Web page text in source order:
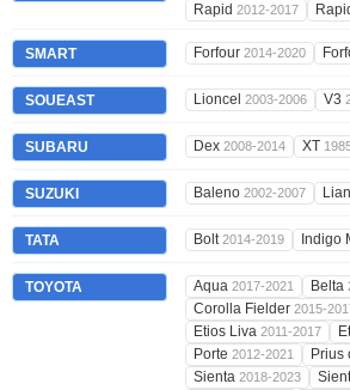
Rapid 2012-2017
SMART Forfour 2014-2020
SOUEAST Lioncel 2003-2006 V3
SUBARU Dex 2008-2014 XT
SUZUKI Baleno 2002-2007
TATA Bolt2014-2019 Indigo
TOYOTA Aqua 2017-2021 Belta
Corolla Fielder 2015-
Etios Liva 2011-2017
Porte 2012-2021 Prius
Sienta 2018-2023